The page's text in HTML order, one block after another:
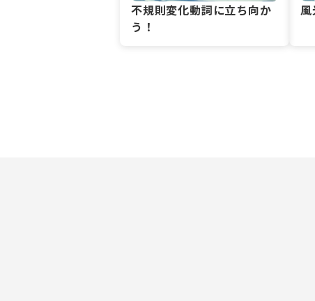
不規則変化動詞に立ち向か
う！